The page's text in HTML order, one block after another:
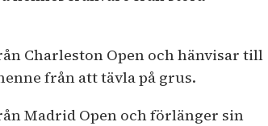
Charleston Open och hänvisar till
från att tävla på grus.
Madrid Open och förlänger sin